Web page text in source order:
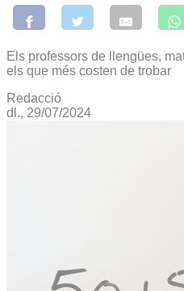
Els professors de llengües,
els que més costen de trobar
Redacció
dl., 29/07/2024